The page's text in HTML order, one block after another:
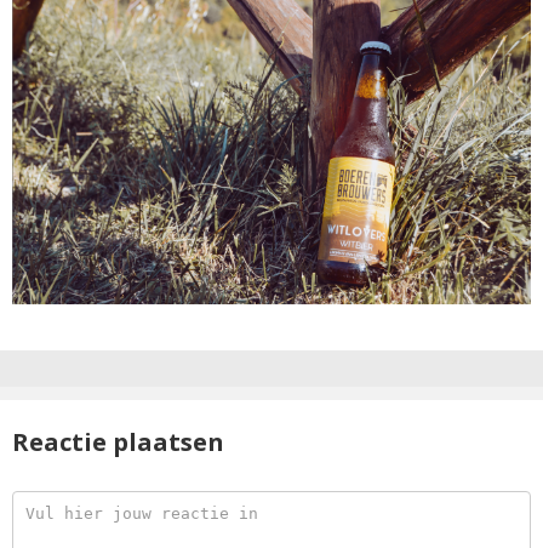
Reactie plaatsen